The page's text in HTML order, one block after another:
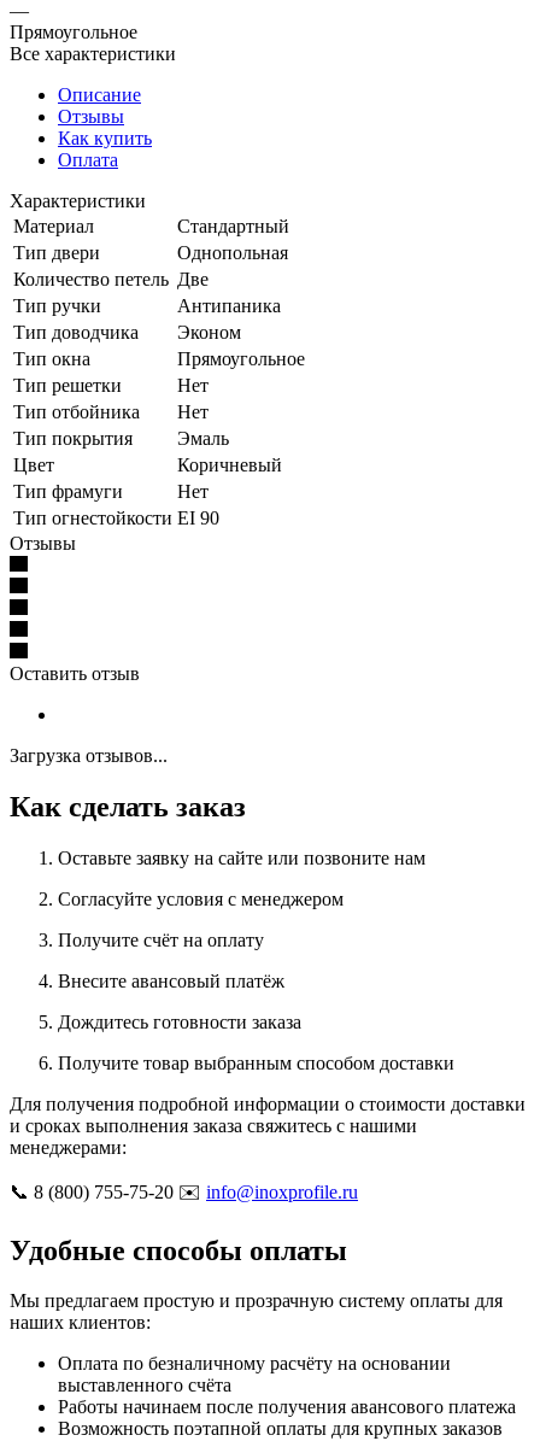
—
Прямоугольное
Все характеристики
Описание
Отзывы
Как купить
Оплата
Характеристики
Материал
Стандартный
Тип двери
Однопольная
Количество петель Две
Тип ручки
Антипаника
Тип доводчика
Эконом
Тип окна
Прямоугольное
Тип решетки
Нет
Тип отбойника
Нет
Тип покрытия
Эмаль
Цвет
Коричневый
Тип фрамуги
Нет
Тип огнестойкости EI 90
Отзывы
Оставить отзыв
Загрузка отзывов...
Как сделать заказ
Оставьте заявку на сайте или позвоните нам
Согласуйте условия с менеджером
Получите счёт на оплату
Внесите авансовый платёж
Дождитесь готовности заказа
Получите товар выбранным способом доставки
Для получения подробной информации о стоимости доставки
и сроках выполнения заказа свяжитесь с нашими
менеджерами:
📞 8 (800) 755-75-20 ✉️ info@inoxprofile.ru
Удобные способы оплаты
Мы предлагаем простую и прозрачную систему оплаты для
наших клиентов:
Оплата по безналичному расчёту на основании
выставленного счёта
Работы начинаем после получения авансового платежа
Возможность поэтапной оплаты для крупных заказов